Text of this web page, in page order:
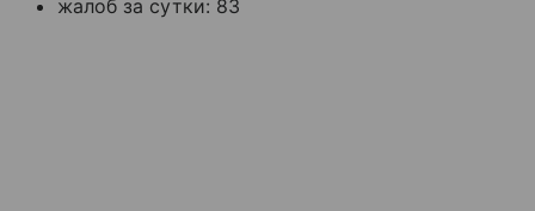
жалоб за сутки: 83